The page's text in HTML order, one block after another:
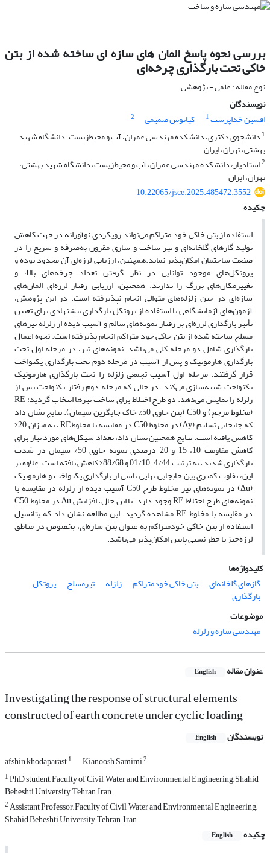
بررسی نحوه پاسخ المان های سازه ای ساخته شده از بتن
خاکی تحت بارگذاری چرخه‌ای
نوع مقاله : علمی - پژوهشی
نویسندگان
افشین خداپرست1 کیانوش صمیمی
2
1 دانشجوی دکتری، دانشکده مهندسی عمران، آب و محیط‌زیست، دانشگاه شهید
بهشتی، تهران، ایران
2استادیار، دانشکده مهندسی عمران، آب و محیط‌زیست، دانشگاه شهید بهشتی،
تهران، ایران
10.22065/jsce.2025.485472.3552
چکیده
استفاده از بتن خاکی خود متراکم می‌تواند رویکردی نوآورانه در جهت کاهش
تولید گازهای گلخانه‌ای و نیز ساخت و سازی مقرون به‌صرفه و سریع را در
صنعت ساختمان امکان‌پذیر نماید.همچنین، ارزیابی لرزه‌ای آن محدود بوده و
پروتکل‌های موجود توانایی در نظر گرفتن تعداد چرخه‌های بالا، و
تغییر‌مکان‌های بزرگ را ندارند. همچنین، ارزیابی رفتار لرزه‌ای المان‌های
سازه‌ای در حین زلزله‌های متوالی انجام نپذیرفته است. در این پژوهش،
آزمون‌های آزمایشگاهی با استفاده از پروتکل بارگذاری پیشنهادی برای تعیین
تأثیر بارگذاری لرزه‌ای بر رفتار نمونه‌های سالم و آسیب دیده از زلزله تیرهای
مسلح ساخته شده از بتن خاکی خود متراکم انجام پذیرفته است. نحوه اعمال
بارگذاری شامل دو مرحله کلی می‌باشد. نمونه‌های تیر، در مرحله اول تحت
بارگذاری هارمونیک و پس از آسیب در مرحله دوم تحت بارگذاری یکنواخت
قرار گرفتند. مرحله اول آسیب تجمعی زلزله را تحت بارگذاری هارمونیک
یکنواخت شبیه‌سازی می‌کند، در حالی که مرحله دوم رفتار یکنواخت پس از
زلزله را نمایش می‌دهد. دو طرح اختلاط برای ساخت تیرها انتخاب گردید: RE
(مخلوط مرجع) و C50 (بتن حاوی 50% خاک جایگزین سیمان). نتایج نشان داد
که جابجایی تسلیم (Δy) در مخلوط C50 در مقایسه با مخلوطRE ، به میزان 20%
کاهش یافته است. نتایج همچنین نشان داد، تعداد سیکل‌های مورد نیاز برای
کاهش مقاومت 10، 15 و 20 درصدی نمونه حاوی 50% سیمان در شدت
بارگذاری شدید، به ترتیب 4/44، 01/10 و 88/68% کاهش یافته است. علاوه بر
این، تفاوت کمتری بین جابجایی نهایی ناشی از بارگذاری یکنواخت و هارمونیک
(Δu) در نمونه‌های تیر مخلوط طرح C50 آسیب دیده از زلزله در مقایسه با
نمونه‌های طرح اختلاط RE وجود دارد. با این حال، افزایش Δu در مخلوط C50
در مقایسه با مخلوط RE مشاهده گردید. این مطالعه نشان داد که پتانسیل
استفاده از بتن خاکی خود‌متراکم به عنوان بتن سازه‌ای، بخصوص در مناطق
لرزه‌خیز با خطر نسبی پایین امکان‌پذیر می‌باشد.
کلیدواژه‌ها
گازهای گلخانه‌ای
بتن خاکی خود‌متراکم زلزله تیرمسلح پروتکل
بارگذاری
موضوعات
مهندسی سازه و زلزله
عنوان مقاله English
Investigating the response of structural elements
constructed of earth concrete under cyclic loading
نویسندگان English
afshin khodaparast1 Kianoosh Samimi2
1PhD student, Faculty of Civil, Water and Environmental Engineering, Shahid
Beheshti University, Tehran, Iran
2Assistant Professor, Faculty of Civil, Water and Environmental Engineering,
Shahid Beheshti University, Tehran,, Iran
چکیده
English